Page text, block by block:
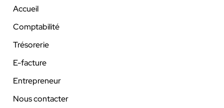
Accueil
Comptabilité
Trésorerie
E-facture
Entrepreneur
Nous contacter